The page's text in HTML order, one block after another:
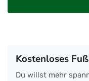
Kostenloses
Du willst mehr